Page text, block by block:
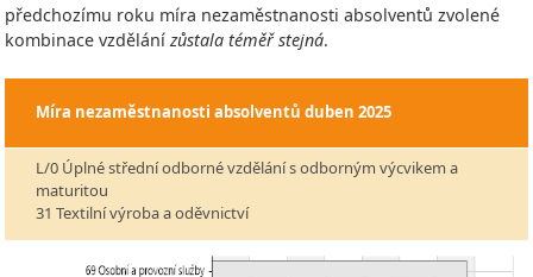
předchozímu roku míra nezaměstnanosti absolventů zvolené
kombinace vzdělánízůstala téměř stejná.
Míra nezaměstnanosti absolventů duben 2025
L/0 Úplné střední odborné vzdělání s odborným výcvikem a
maturitou
31 Textilní výroba a oděvnictví